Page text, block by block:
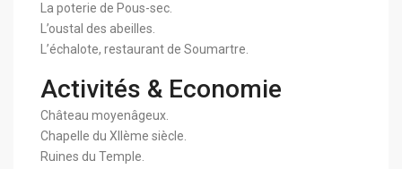
La poterie de Pous-sec.
L’oustal des abeilles.
L’échalote, restaurant de Soumartre.
Activités & Economie
Château moyenâgeux.
Chapelle du XIIème siècle.
Ruines du Temple.